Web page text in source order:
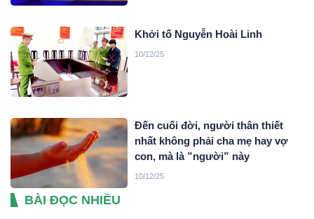
Khởi tố Nguyễn Hoài Linh
10/12/25
Đến cuối đời, người thân thiết
nhất không phải cha mẹ hay vợ
con, mà là ”người” này
10/12/25
BÀI ĐỌC NHIỀU